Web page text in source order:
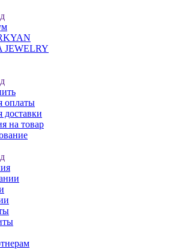
JEWELRY
оплаты
доставки
на товар